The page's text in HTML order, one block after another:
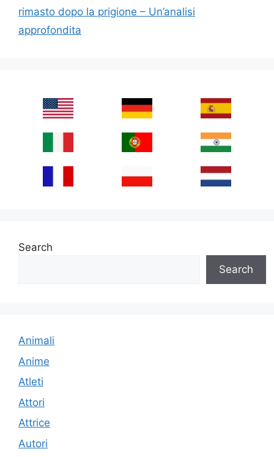
rimasto dopo la prigione – Un’analisi
approfondita
Search
Search
Animali
Anime
Atleti
Attori
Attrice
Autori